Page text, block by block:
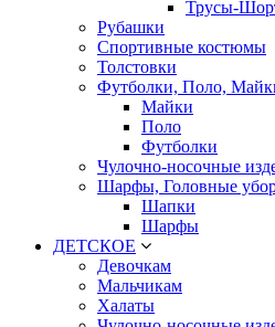
Трусы-
Рубашки
Спортивные костюмы
Толстовки
Футболки, Поло,
Майки
Поло
Футболки
Чулочно-носочные
Шарфы, Головные
Шапки
Шарфы
ДЕТСКОЕ
Девочкам
Мальчикам
Халаты